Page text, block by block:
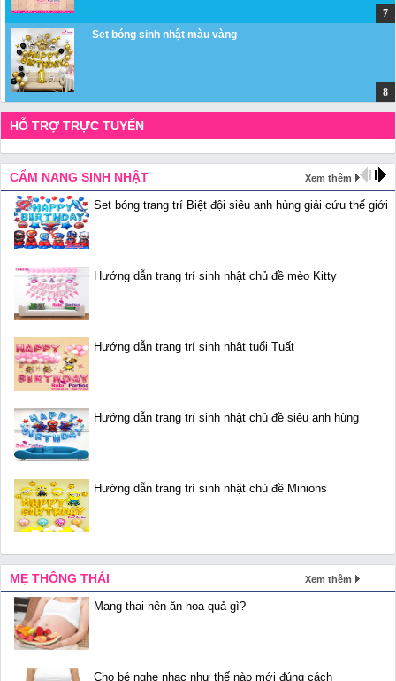
Set bóng sinh nhật màu vàng
HỖ TRỢ TRỰC TUYẾN
CẨM NANG SINH NHẬT Xem thêm
Set bóng trang trí Biệt đội siêu anh hùng giải cứu thế giới
Hướng dẫn trang trí sinh nhật chủ đề mèo Kitty
Hướng dẫn trang trí sinh nhật tuổi Tuất
Hướng dẫn trang trí sinh nhật chủ đề siêu anh hùng
Hướng dẫn trang trí sinh nhật chủ đề Minions
MẸ THÔNG THÁI Xem thêm
Mang thai nên ăn hoa quả gì?
Cho bé nghe nhạc như thế nào mới đúng cách